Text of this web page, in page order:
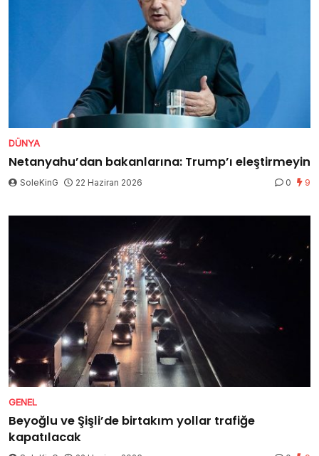
DÜNYA
Netanyahu’dan bakanlarına: Trump’ı eleştirmeyin
SoleKinG 22 Haziran 2026 0 9
GENEL
Beyoğlu ve Şişli’de birtakım yollar trafiğe
kapatılacak